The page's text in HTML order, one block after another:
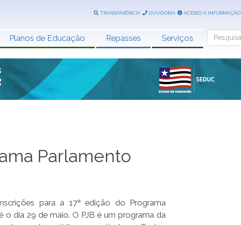
TRANSPARÊNCIA OUVIDORIA ACESSO A INFORMAÇÃO
Planos de Educação Repasses Serviços Search
Parlamento
para a 17ª edição do Programa
o dia 29 de maio. O PJB é um programa da